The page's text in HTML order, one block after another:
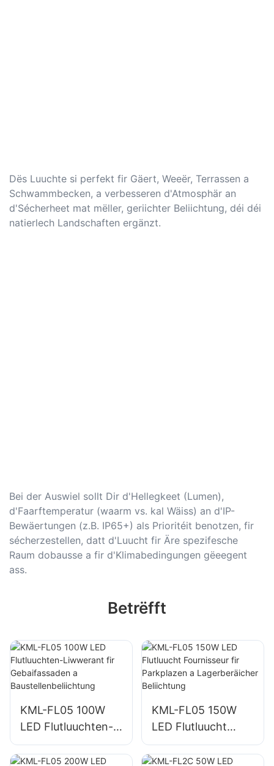
Dës Luuchte si perfekt fir Gäert, Weeër, Terrassen a
Schwammbecken, a verbesseren d'Atmosphär an
d'Sécherheet mat mëller, geriichter Beliichtung, déi déi
natierlech Landschaften ergänzt.
Bei der Auswiel sollt Dir d'Hellegkeet (Lumen),
d'Faarftemperatur (waarm vs. kal Wäiss) an d'IP-
Bewäertungen (z.B. IP65+) als Prioritéit benotzen, fir
sécherzestellen, datt d'Luucht fir Äre spezifesche
Raum dobausse a fir d'Klimabedingungen gëeegent
ass.
Betrëfft
KML-FL05 100W
LED Flutluuchten-
Liwwerant fir
Gebaifassaden a
KML-FL05 150W
LED Flutluucht
Fournisseur fir
Parkplazen a